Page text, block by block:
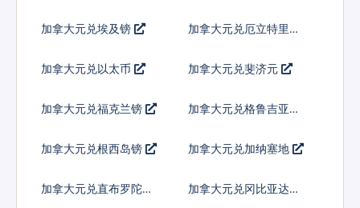
加拿大元兑埃及镑
加拿大元兑厄立特里亚
加拿大元兑以太币 加拿大元兑斐济元
加拿大元兑福克兰镑
加拿大元兑格鲁吉亚拉
加拿大元兑根西岛镑 加拿大元兑加纳塞地
加拿大元兑直布罗陀镑
加拿大元兑冈比亚达拉